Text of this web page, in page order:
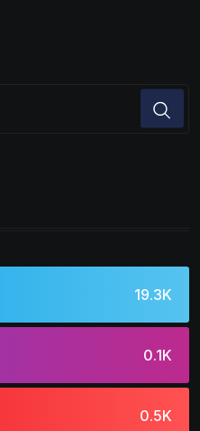
19.3K
0.1K
0.5K